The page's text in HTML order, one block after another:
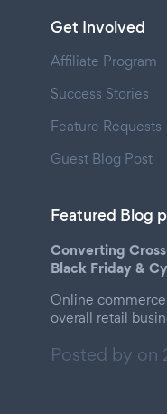
Get Involved
Affiliate Program
Success Stories
Feature Requests
Guest Blog Post
Featured Blog
Converting
Black Friday &
Online
overall retail
Posted by on